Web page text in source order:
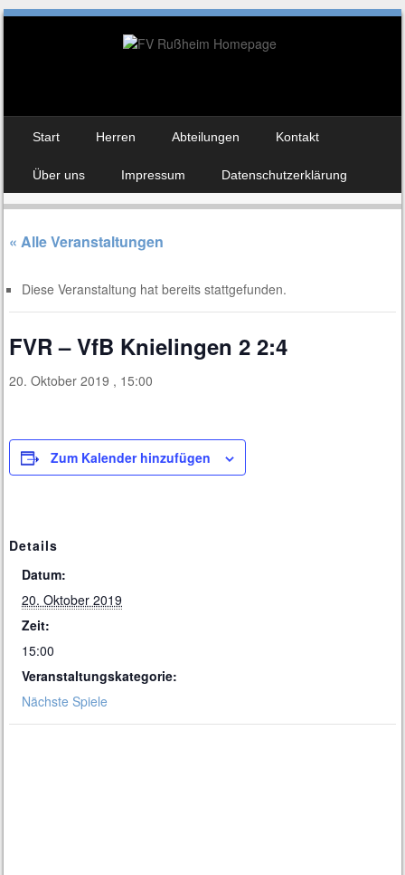
Menu
Start Herren Abteilungen Kontakt
Über uns Impressum Datenschutzerklärung
« Alle Veranstaltungen
Diese Veranstaltung hat bereits stattgefunden.
FVR – VfB Knielingen 2 2:4
20. Oktober 2019 , 15:00
Zum Kalender hinzufügen
Details
Datum:
20. Oktober 2019
Zeit:
15:00
Veranstaltungskategorie:
Nächste Spiele